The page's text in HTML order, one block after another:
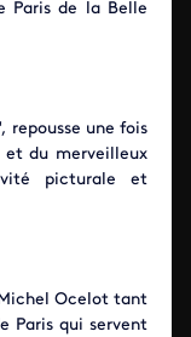
Paris de la Belle
repousse une fois
du merveilleux
picturale et
Ocelot tant
Paris qui servent